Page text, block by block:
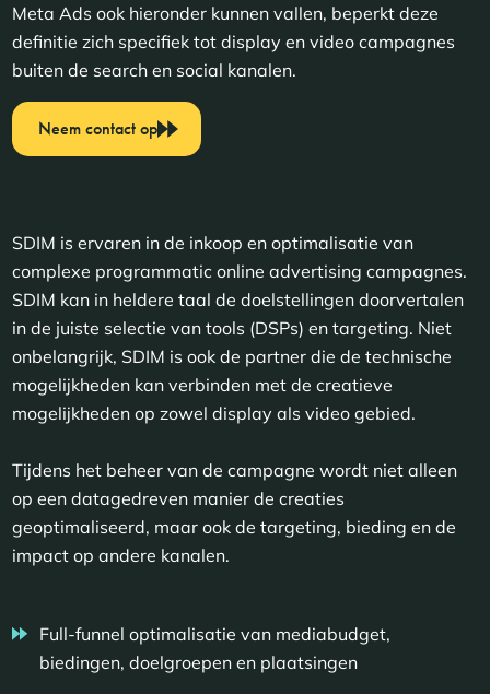
Meta Ads ook hieronder kunnen vallen, beperkt deze
definitie zich specifiek tot display en video campagnes
buiten de search en social kanalen.
Neem contact op
SDIM is ervaren in de inkoop en optimalisatie van
complexe programmatic online advertising campagnes.
SDIM kan in heldere taal de doelstellingen doorvertalen
in de juiste selectie van tools (DSPs) en targeting. Niet
onbelangrijk, SDIM is ook de partner die de technische
mogelijkheden kan verbinden met de creatieve
mogelijkheden op zowel display als video gebied.
Tijdens het beheer van de campagne wordt niet alleen
op een datagedreven manier de creaties
geoptimaliseerd, maar ook de targeting, bieding en de
impact op andere kanalen.
Full-funnel optimalisatie van mediabudget,
biedingen, doelgroepen en plaatsingen